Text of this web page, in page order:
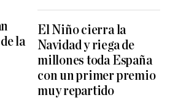
la
El Niño cierra la
Navidad y riega de
millones toda España
con un primer premio
muy repartido